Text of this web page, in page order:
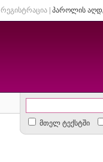
რეგისტრაცია| პაროლის
მთელ ტექსტში